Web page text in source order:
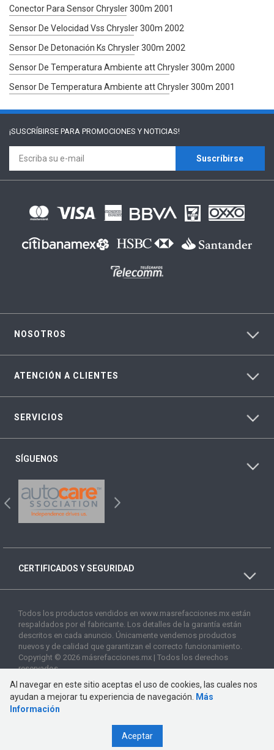
Conector Para Sensor Chrysler 300m 2001
Sensor De Velocidad Vss Chrysler 300m 2002
Sensor De Detonación Ks Chrysler 300m 2002
Sensor De Temperatura Ambiente att Chrysler 300m 2000
Sensor De Temperatura Ambiente att Chrysler 300m 2001
¡SUSCRÍBIRSE PARA PROMOCIONES Y NOTICIAS!
Suscríbirse
NOSOTROS
ATENCIÓN A CLIENTES
SERVICIOS
SÍGUENOS
CERTIFICADOS Y SEGURIDAD
Todos los productos vendidos en www.masrefacciones.mx están
respaldados por el fabricante. Los detalles de la garantía están
descritos en cada anuncio. Únicamente vendemos productos
nuevos y de calidad que garantizan el correcto funcionamiento.
Copyright © 2026 másrefacciones.mx | Todos los derechos
reservados
Al navegar en este sitio aceptas el uso de cookies, las cuales nos
ayudan a mejorar tu experiencia de navegación.
Más
Información
Aceptar